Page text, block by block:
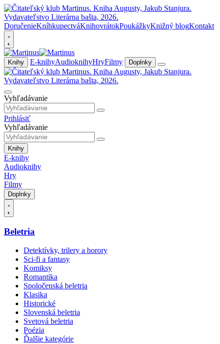
DoručenieKníhkupectváKnihovrátokPoukážkyKnižný blogKontakt
Knihy E-knihyAudioknihyHryFilmy Doplnky
Vyhľadávanie
Prihlásiť
Vyhľadávanie
Knihy
E-knihy
Audioknihy
Hry
Filmy
Doplnky
Beletria
Detektívky, trilery a horory
Sci-fi a fantasy
Komiksy
Romantika
Spoločenská beletria
Klasika
Historické
Slovenská beletria
Svetová beletria
Poézia
Ďalšie kategórie